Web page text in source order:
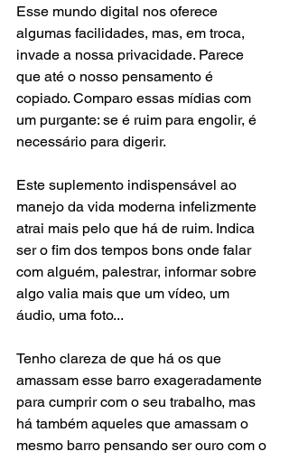
Esse mundo digital nos oferece
algumas facilidades, mas, em troca,
invade a nossa privacidade. Parece
que até o nosso pensamento é
copiado. Comparo essas mídias com
um purgante: se é ruim para engolir, é
necessário para digerir.
Este suplemento indispensável ao
manejo da vida moderna infelizmente
atrai mais pelo que há de ruim. Indica
ser o fim dos tempos bons onde falar
com alguém, palestrar, informar sobre
algo valia mais que um vídeo, um
áudio, uma foto...
Tenho clareza de que há os que
amassam esse barro exageradamente
para cumprir com o seu trabalho, mas
há também aqueles que amassam o
mesmo barro pensando ser ouro com o